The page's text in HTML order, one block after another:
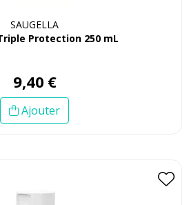
SAUGELLA
Protection 250 mL
9,40 €
Ajouter